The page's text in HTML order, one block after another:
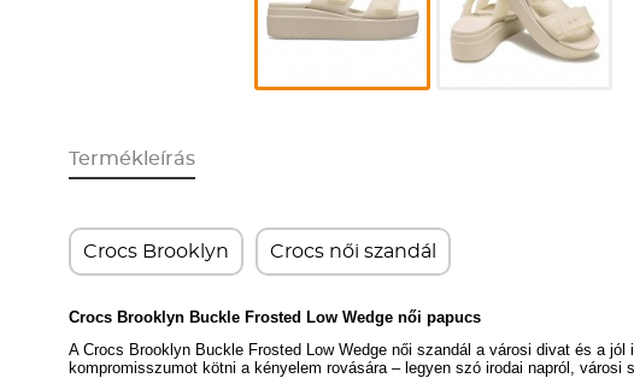
Termékleírás
Crocs Brooklyn Crocs női szandál
Crocs Brooklyn Buckle Frosted Low Wedge női papucs
A Crocs Brooklyn Buckle Frosted Low Wedge női szandál a városi divat és a
kompromisszumot kötni a kényelem rovására – legyen szó irodai napról, városi